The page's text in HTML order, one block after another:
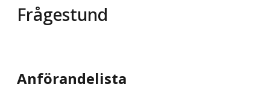
Frågestund
Anförandelista